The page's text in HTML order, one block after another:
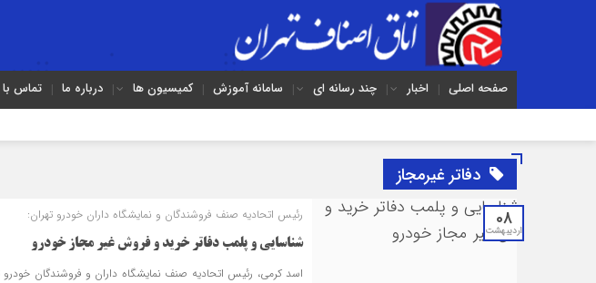
صفحه اصلی اخبار چند رسانه ای سامانه آموزش کمیسیون ها درباره ما تماس با
دفاتر غیرمجاز
08
اردیبهشت
رئیس اتحادیه صنف فروشندگان و نمایشگاه داران خودرو تهران:
شناسایی و پلمب دفاتر خرید و فروش غیر مجاز خودرو
اسد کرمی، رئیس اتحادیه صنف نمایشگاه داران و فروشندگان خودرو